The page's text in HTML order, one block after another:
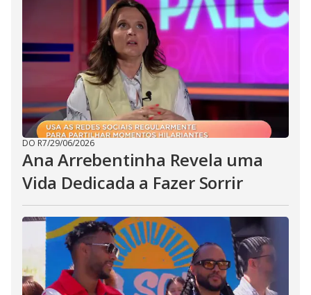
DO R7/29/06/2026
Ana Arrebentinha Revela uma
Vida Dedicada a Fazer Sorrir